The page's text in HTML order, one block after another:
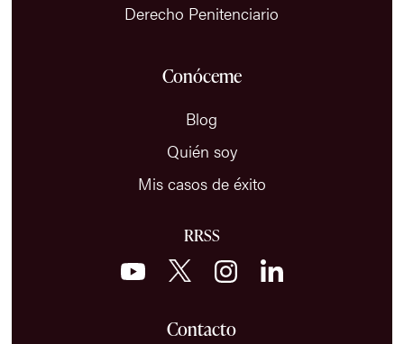
Derecho Penitenciario
Conóceme
Blog
Quién soy
Mis casos de éxito
RRSS
Contacto